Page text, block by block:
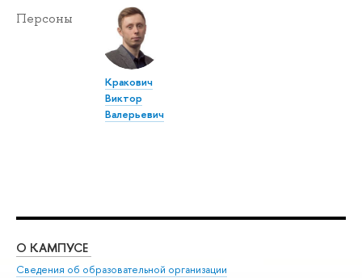
Персоны
Кракович
Виктор
Валерьевич
О КАМПУСЕ
Сведения об образовательной организации